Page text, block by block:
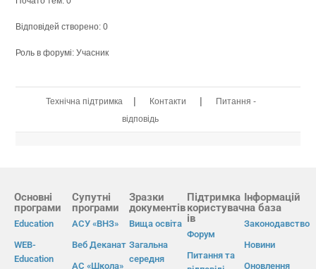
Відповідей створено: 0
Роль в форумі: Учасник
Технічна підтримка | Контакти |
Питання -
відповідь
Основні
програми
Education
WEB-
Education
Супутні
програми
АСУ «ВНЗ»
Веб Деканат
АС «Школа»
Зразки
документів
Вища освіта
Загальна
середня
Підтримка
користувач
ів
Форум
Питання та
Інформацій
на база
Законодавство
Новини
Оновлення